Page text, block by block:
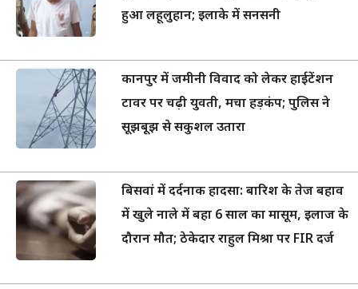
हुआ लहूलुहान; इलाके में सनसनी
कानपुर में जमीनी विवाद को लेकर हाईटेंशन
टावर पर चढ़ी युवती, मचा हड़कंप; पुलिस ने
सूझबूझ से सकुशल उतारा
बिसवां में दर्दनाक हादसा: बारिश के तेज बहाव
में खुले नाले में बहा 6 साल का मासूम, इलाज के
दौरान मौत; ठेकेदार राहुल मिश्रा पर FIR दर्ज